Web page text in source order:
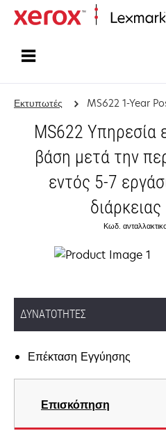
Εκτυπωτές MS622 1-Year
MS622 Υπηρεσία
βάση μετά την
εντός 5-7
Κωδ.
ΔΥΝΑΤΌΤΗΤΕΣ
Επέκταση Εγγύησης
Επισκόπηση